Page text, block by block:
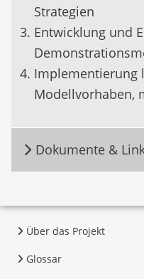
Strategien
Entwicklung und
Implementierung
Modellvorhaben,
Dokumente &
Über das Projekt
Glossar